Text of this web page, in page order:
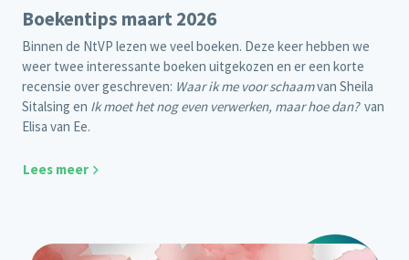
Boekentips maart 2026
Binnen de NtVP lezen we veel boeken. Deze keer hebben we
weer twee interessante boeken uitgekozen en er een korte
recensie over geschreven: Waar ik me voor schaamvan Sheila
Sitalsing en Ik moet het nog even verwerken, maar hoe dan?van
Elisa van Ee.
Lees meer